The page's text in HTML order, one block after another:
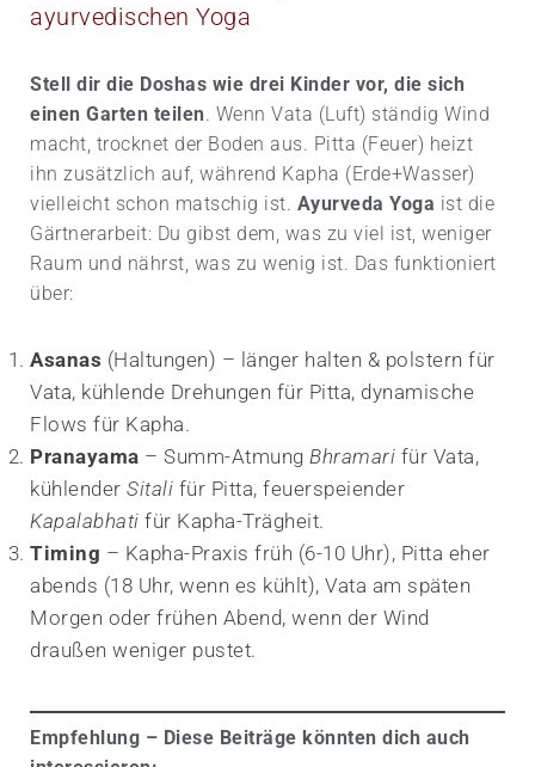
ayurvedischen Yoga
Stell dir die Doshas wie drei Kinder vor, die sich
einen Garten teilen. Wenn Vata (Luft) ständig Wind
macht, trocknet der Boden aus. Pitta (Feuer) heizt
ihn zusätzlich auf, während Kapha (Erde+Wasser)
vielleicht schon matschig ist. Ayurveda Yoga ist die
Gärtner­arbeit: Du gibst dem, was zu viel ist, weniger
Raum und nährst, was zu wenig ist. Das funktioniert
über:
Asanas (Haltungen) – länger halten & polstern für
Vata, kühlende Drehungen für Pitta, dynamische
Flows für Kapha.
Pranayama – Summ-Atmung Bhramari für Vata,
kühlender Sitali für Pitta, feuerspeiender
Kapalabhati für Kapha-Trägheit.
Timing – Kapha-Praxis früh (6-10 Uhr), Pitta eher
abends (18 Uhr, wenn es kühlt), Vata am späten
Morgen oder frühen Abend, wenn der Wind
draußen weniger pustet.
Empfehlung – Diese Beiträge könnten dich auch